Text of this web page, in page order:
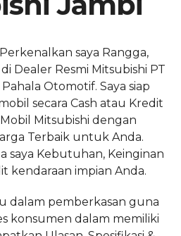
saya Rangga,
Dealer Resmi Mitsubishi PT
Otomotif. Saya siap
secara Cash atau Kredit
Mitsubishi dengan
Terbaik untuk Anda.
saya Kebutuhan, Keinginan
kendaraan impian Anda.
dalam pemberkasan guna
konsumen dalam memiliki